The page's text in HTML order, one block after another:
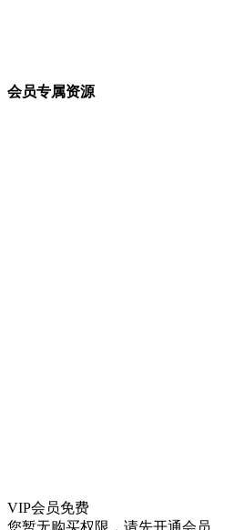
会员专属资源
VIP会员免费
您暂无购买权限，请先开通会员